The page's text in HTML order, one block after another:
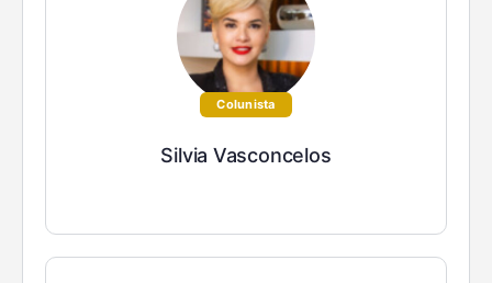
Colunista
Silvia Vasconcelos